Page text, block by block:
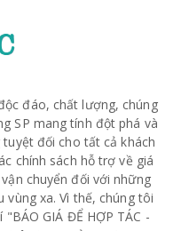
đáo, chất lượng, chúng
SP mang tính đột phá và
đối cho tất cả khách
chính sách hỗ trợ về giá
chuyển đối với những
vùng xa. Vì thế, chúng tôi
GIÁ ĐỂ HỢP TÁC -